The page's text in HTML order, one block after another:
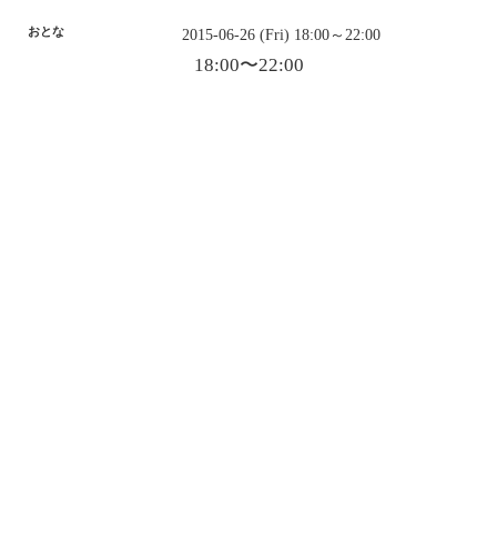
おとな 2015-06-26 (Fri) 18:00～22:00
18:00〜22:00